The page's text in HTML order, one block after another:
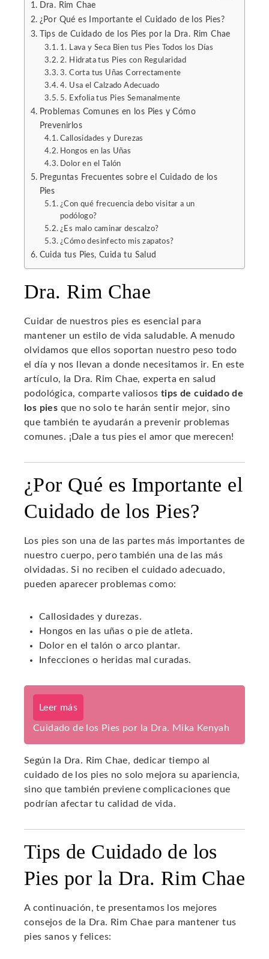
Dra. Rim Chae
¿Por Qué es Importante el Cuidado de los Pies?
Tips de Cuidado de los Pies por la Dra. Rim Chae
1. Lava y Seca Bien tus Pies Todos los Días
2. Hidrata tus Pies con Regularidad
3. Corta tus Uñas Correctamente
4. Usa el Calzado Adecuado
5. Exfolia tus Pies Semanalmente
Problemas Comunes en los Pies y Cómo
Prevenirlos
Callosidades y Durezas
Hongos en las Uñas
Dolor en el Talón
Preguntas Frecuentes sobre el Cuidado de los
Pies
¿Con qué frecuencia debo visitar a un
podólogo?
¿Es malo caminar descalzo?
¿Cómo desinfecto mis zapatos?
Cuida tus Pies, Cuida tu Salud
Dra. Rim Chae
Cuidar de nuestros pies es esencial para
mantener un estilo de vida saludable. A menudo
olvidamos que ellos soportan nuestro peso todo
el día y nos llevan a donde necesitamos ir. En este
artículo, la Dra. Rim Chae, experta en salud
podológica, comparte valiosos tips de cuidado de
los pies que no solo te harán sentir mejor, sino
que también te ayudarán a prevenir problemas
comunes. ¡Dale a tus pies el amor que merecen!
¿Por Qué es Importante el
Cuidado de los Pies?
Los pies son una de las partes más importantes de
nuestro cuerpo, pero también una de las más
olvidadas. Si no reciben el cuidado adecuado,
pueden aparecer problemas como:
Callosidades y durezas.
Hongos en las uñas o pie de atleta.
Dolor en el talón o arco plantar.
Infecciones o heridas mal curadas.
Leer más
Cuidado de los Pies por la Dra. Mika Kenyah
Según la Dra. Rim Chae, dedicar tiempo al
cuidado de los pies no solo mejora su apariencia,
sino que también previene complicaciones que
podrían afectar tu calidad de vida.
Tips de Cuidado de los
Pies por la Dra. Rim Chae
A continuación, te presentamos los mejores
consejos de la Dra. Rim Chae para mantener tus
pies sanos y felices: